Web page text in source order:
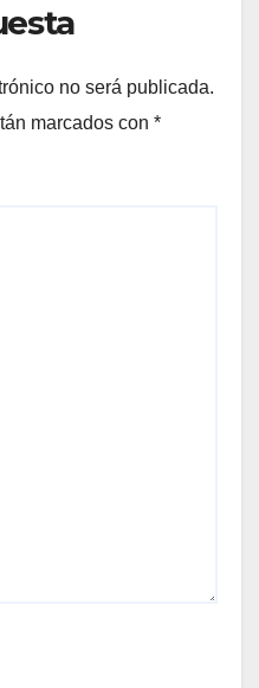
no será publicada.
marcados con *